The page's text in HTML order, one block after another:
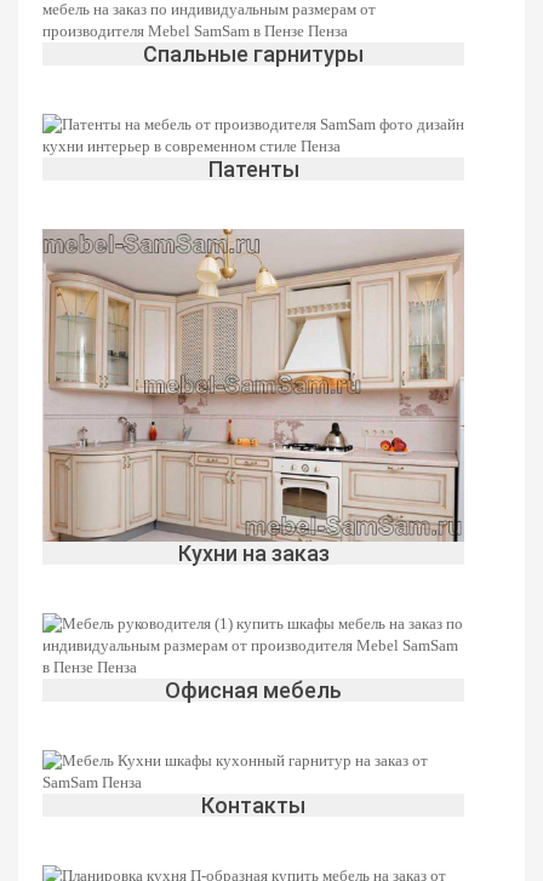
Спальные гарнитуры
Патенты
Кухни на заказ
Офисная мебель
Контакты